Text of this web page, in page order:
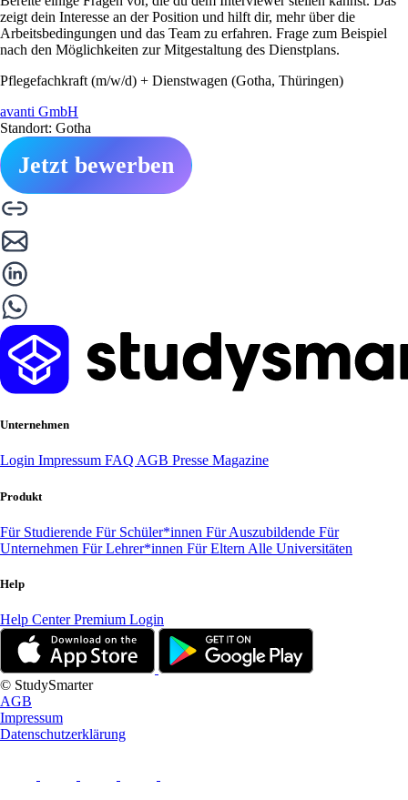
zeigt dein Interesse an der Position und hilft dir, mehr über die
Arbeitsbedingungen und das Team zu erfahren. Frage zum Beispiel
nach den Möglichkeiten zur Mitgestaltung des Dienstplans.
Pflegefachkraft (m/w/d) + Dienstwagen (Gotha, Thüringen)
avanti GmbH
Standort: Gotha
Jetzt bewerben
Unternehmen
Login Impressum FAQ AGB Presse Magazine
Produkt
Für Studierende Für Schüler*innen Für Auszubildende Für
Unternehmen Für Lehrer*innen Für Eltern Alle Universitäten
Help
Help CenterPremium Login
© StudySmarter
AGB
Impressum
Datenschutzerklärung